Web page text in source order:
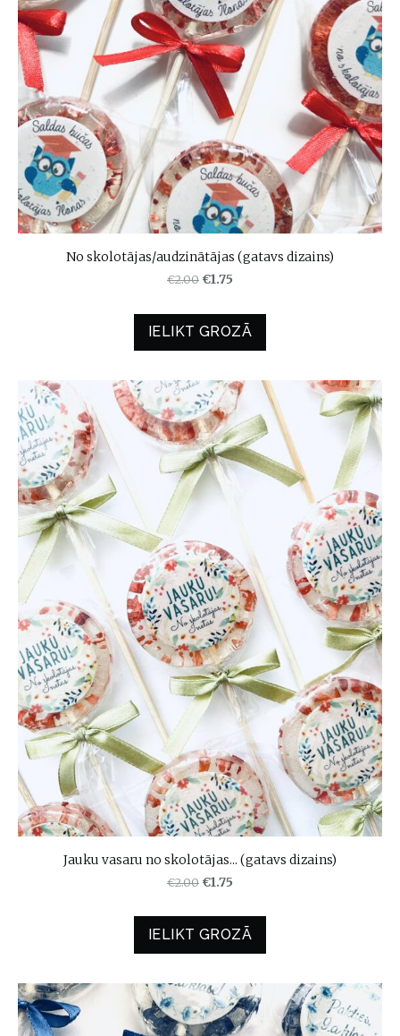
No skolotājas/audzinātājas (gatavs dizains)
€2.00 €1.75
IELIKT GROZĀ
Jauku vasaru no skolotājas... (gatavs dizains)
€2.00 €1.75
IELIKT GROZĀ